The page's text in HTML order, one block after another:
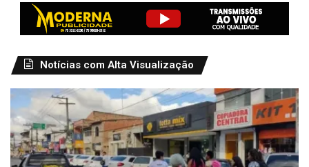
Notícias com Alta Visualização